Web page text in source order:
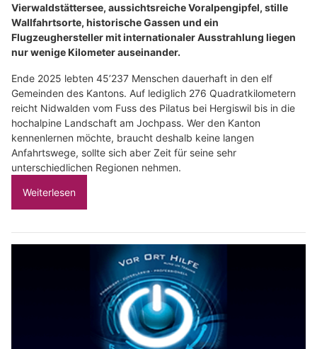
Vierwaldstättersee, aussichtsreiche Voralpengipfel, stille
Wallfahrtsorte, historische Gassen und ein
Flugzeughersteller mit internationaler Ausstrahlung liegen
nur wenige Kilometer auseinander.
Ende 2025 lebten 45’237 Menschen dauerhaft in den elf
Gemeinden des Kantons. Auf lediglich 276 Quadratkilometern
reicht Nidwalden vom Fuss des Pilatus bei Hergiswil bis in die
hochalpine Landschaft am Jochpass. Wer den Kanton
kennenlernen möchte, braucht deshalb keine langen
Anfahrtswege, sollte sich aber Zeit für seine sehr
unterschiedlichen Regionen nehmen.
Weiterlesen